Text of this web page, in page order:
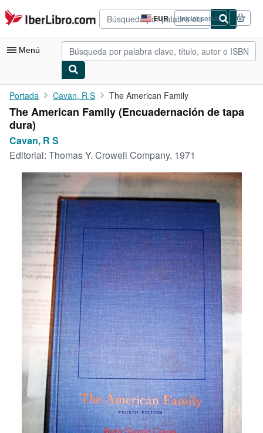
Pasar al contenido principal
IberLibro.com EUR
Preferencias
de
compra
del
Iniciar sesión
Menú
Mi cuenta
Consultar mis pedidos
Búsqueda avanzada
Colecciones
Libros antiguos
Arte y coleccionismo
Vendedores
Comenzar a vender
Ayuda
CERRAR
Portada Cavan, R S The American Family
The American Family (Encuadernación de tapa
dura)
Cavan, R S
Editorial: Thomas Y. Crowell Company, 1971